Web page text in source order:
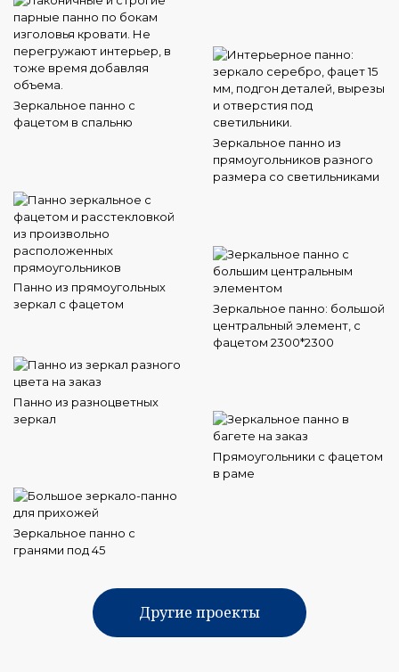
Зеркальное панно с
фацетом в спальню
Зеркальное панно из
прямоугольников разного
размера со светильниками
Панно из прямоугольных
зеркал с фацетом
Зеркальное панно: большой
центральный элемент, с
фацетом 2300*2300
Панно из разноцветных
зеркал
Прямоугольники с фацетом
в раме
Зеркальное панно с
гранями под 45
Другие проекты